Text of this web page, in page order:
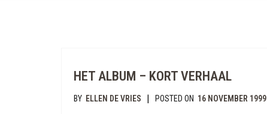
HET ALBUM – KORT VERHAAL
BY ELLEN DE VRIES | POSTED ON 16 NOVEMBER 1999